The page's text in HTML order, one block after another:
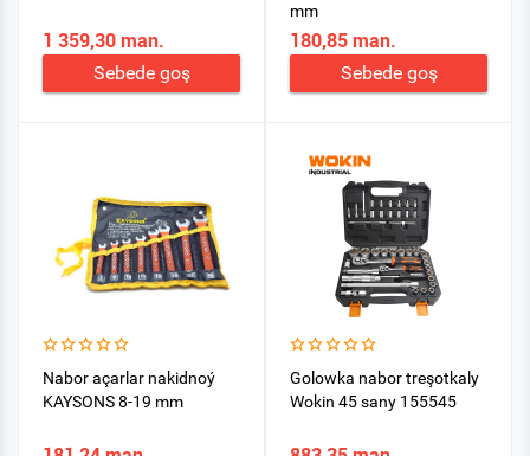
1 359,30 man.
Sebede goş
mm
180,85 man.
Sebede goş
Nabor açarlar nakidnoý
KAYSONS 8-19 mm
Golowka nabor treşotkaly
Wokin 45 sany 155545